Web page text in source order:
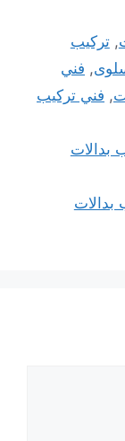
,تركيب
, فني
, فني تركيب
52227353 تركيب بدالات
52227353 تركيب بدالات